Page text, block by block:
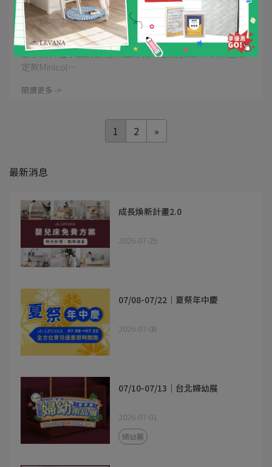
【羅小白│MiniColor三合一】最輕巧多變又
好推的款式，新色「知更藍」真的超美的❤️
鼓手女神羅小白的嬰兒床推薦 第一眼就被LEVANA新色限
定款Minicol⋯
閱讀更多 ->
1 2 »
最新消息
成長煥新計畫2.0
2026-07-29
07/08-07/22｜夏祭年中慶
2026-07-08
07/10-07/13｜台北婦幼展
2026-07-01
婦幼展